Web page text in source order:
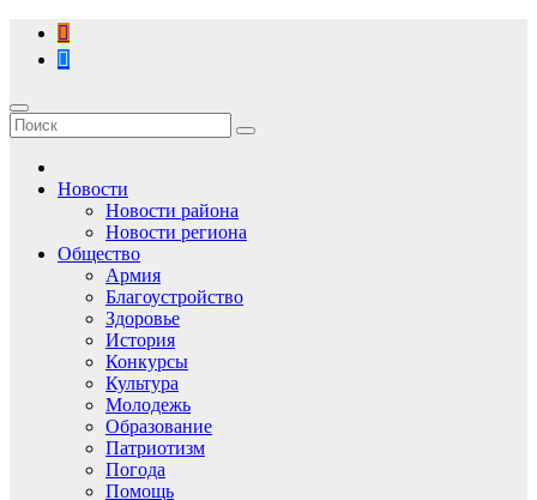
Перейти
содержимому
Новости
Новости района
Новости региона
Общество
Армия
Благоустройство
Здоровье
История
Конкурсы
Культура
Молодежь
Образование
Патриотизм
Погода
Помощь